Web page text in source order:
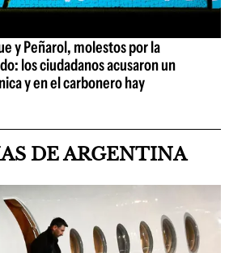
y Peñarol, molestos por la
los ciudadanos acusaron un
y en el carbonero hay
DE ARGENTINA